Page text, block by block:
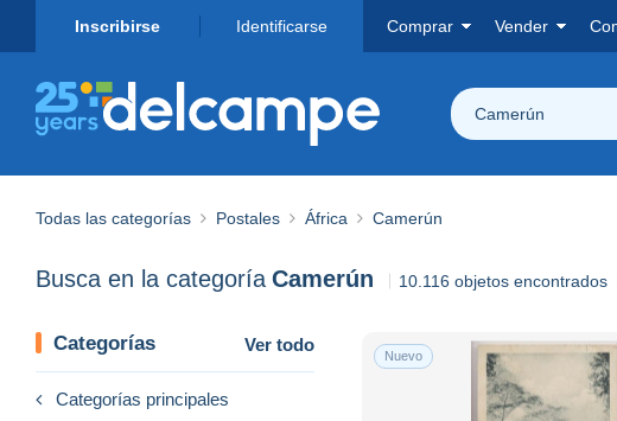
Inscribirse Identificarse Comprar Vender
Camerún
Todas las categorías Postales África Camerún
Busca en la categoría Camerún 10.116 objetos encontrados
Categorías Ver todo
Categorías principales
Nuevo